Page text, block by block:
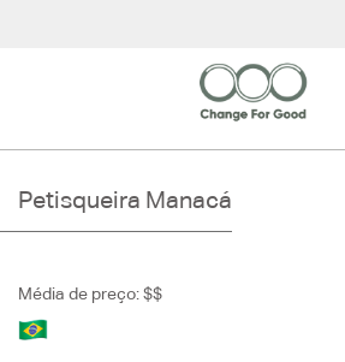
Petisqueira Manacá
Média de preço: $$